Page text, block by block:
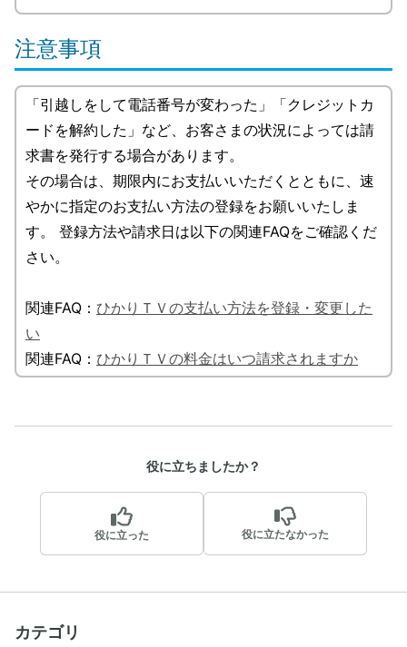
注意事項
「引越しをして電話番号が変わった」「クレジットカ
ードを解約した」など、お客さまの状況によっては請
求書を発行する場合があります。
その場合は、期限内にお支払いいただくとともに、速
やかに指定のお支払い方法の登録をお願いいたしま
す。 登録方法や請求日は以下の関連FAQをご確認くだ
さい。
関連FAQ： ひかりＴＶの支払い方法を登録・変更した
い
関連FAQ： ひかりＴＶの料金はいつ請求されますか
役に立ちましたか？
役に立った 役に立たなかった
カテゴリ